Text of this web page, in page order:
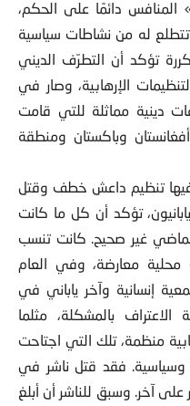
المنافس دائمًا على الحكم،
له من نشاطات سياسية
تؤكد أن التطرّف الديني
الإرهابية، وصار في
دينية مماثلة للتي قامت
وباكستان ومنطقة
فيها تنظيم داعش خطف وقتل
تؤكد أن كل ما كانت
غير صحيح. كانت تنسب
محلية معارضة، وفي العام
إنسانية وآخر ياباني في
بالمشكلة، مثلما
منظمة، تلك التي اجتاحت
وسياسية. فقد قتل ناشر في
آخر. وسبق للناشر أن أبلغ